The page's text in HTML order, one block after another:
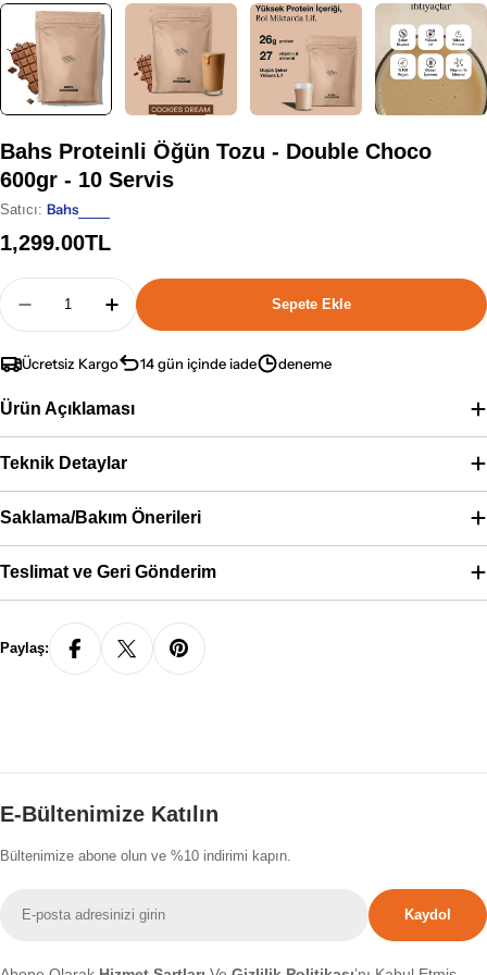
Bahs Proteinli Öğün Tozu - Double Choco
600gr - 10 Servis
Satıcı: Bahs
Normal
1,299.00TL
Adet
Bahs Proteinli Öğün Tozu - Double Choco 600gr
Bahs Proteinli Öğün Tozu - Double
Sepete Ekle
Ücretsiz Kargo 14 gün içinde iade deneme
Ürün Açıklaması
Teknik Detaylar
Saklama/Bakım Önerileri
Teslimat ve Geri Gönderim
Paylaş:
E-Bültenimize Katılın
Bültenimize abone olun ve %10 indirimi kapın.
posta
Kaydol